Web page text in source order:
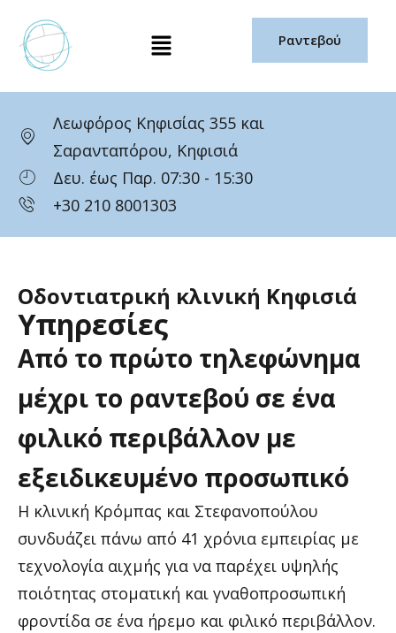
στο
περιεχόμενο
Μενού Ραντεβού
Λεωφόρος Κηφισίας 355 και
Σαρανταπόρου, Κηφισιά
Δευ. έως Παρ. 07:30 - 15:30
+30 210 8001303
Οδοντιατρική κλινική Κηφισιά
Υπηρεσίες
Από το πρώτο τηλεφώνημα
μέχρι το ραντεβού σε ένα
φιλικό περιβάλλον με
εξειδικευμένο προσωπικό
Η κλινική Κρόμπας και Στεφανοπούλου
συνδυάζει πάνω από 41 χρόνια εμπειρίας με
τεχνολογία αιχμής για να παρέχει υψηλής
ποιότητας στοματική και γναθοπροσωπική
φροντίδα σε ένα ήρεμο και φιλικό περιβάλλον.